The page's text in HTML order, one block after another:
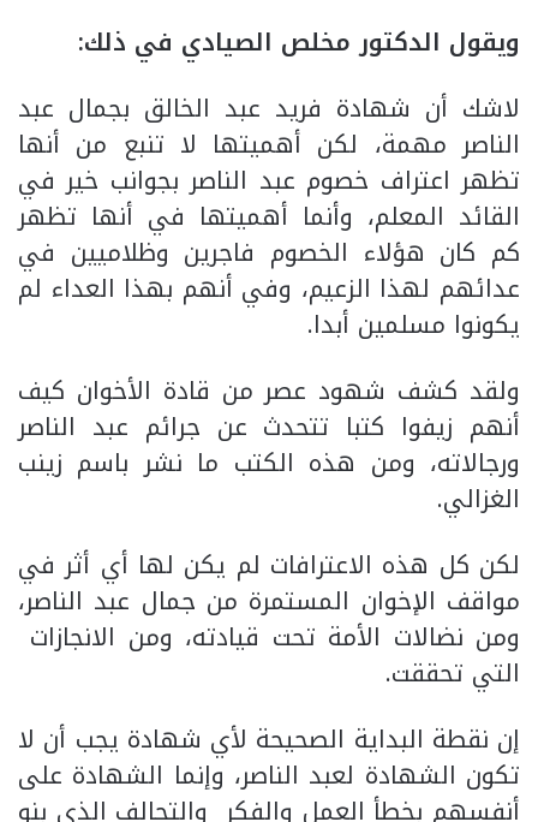
ويقول الدكتور مخلص الصيادي في ذلك:
لاشك أن شهادة فريد عبد الخالق بجمال عبد
الناصر مهمة، لكن أهميتها لا تنبع من أنها
تظهر اعتراف خصوم عبد الناصر بجوانب خير في
القائد المعلم، وأنما أهميتها في أنها تظهر
كم كان هؤلاء الخصوم فاجرين وظلاميين في
عدائهم لهذا الزعيم، وفي أنهم بهذا العداء لم
يكونوا مسلمين أبدا.
ولقد كشف شهود عصر من قادة الأخوان كيف
أنهم زيفوا كتبا تتحدث عن جرائم عبد الناصر
ورجالاته، ومن هذه الكتب ما نشر باسم زينب
الغزالي.
لكن كل هذه الاعترافات لم يكن لها أي أثر في
مواقف الإخوان المستمرة من جمال عبد الناصر،
ومن نضالات الأمة تحت قيادته، ومن الانجازات
التي تحققت.
إن نقطة البداية الصحيحة لأي شهادة يجب أن لا
تكون الشهادة لعبد الناصر، وإنما الشهادة على
أنفسهم بخطأ العمل والفكر والتحالف الذي بنو